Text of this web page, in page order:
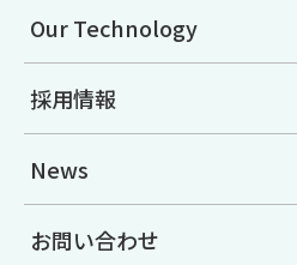
Our Technology
採用情報
News
お問い合わせ